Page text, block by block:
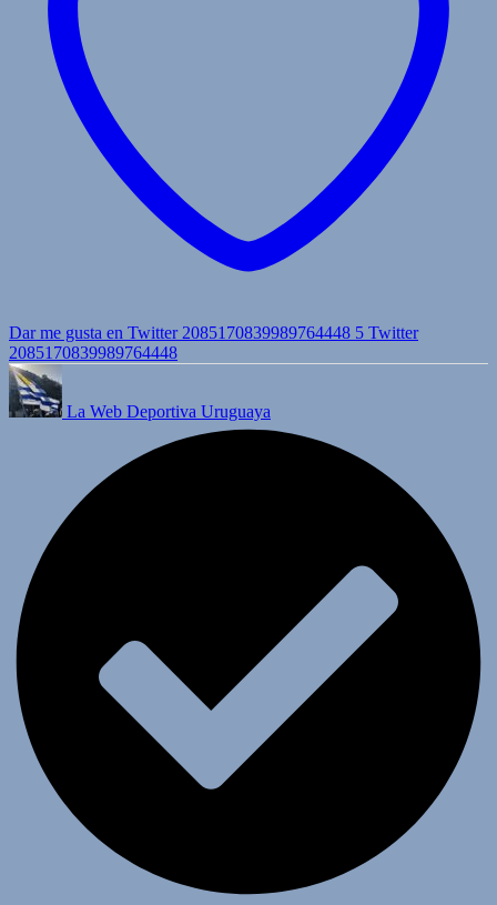
Dar me gusta en Twitter 2085170839989764448 5 Twitter
2085170839989764448
La Web Deportiva Uruguaya